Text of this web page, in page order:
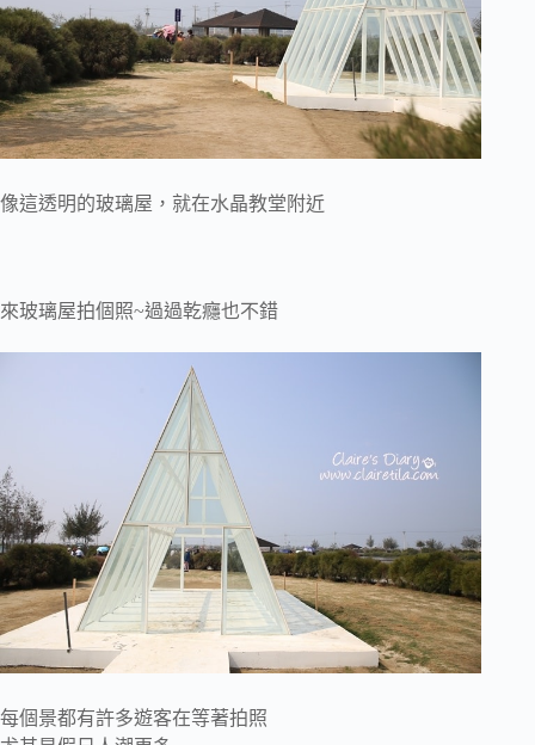
像這透明的玻璃屋，就在水晶教堂附近
來玻璃屋拍個照~過過乾癮也不錯
每個景都有許多遊客在等著拍照